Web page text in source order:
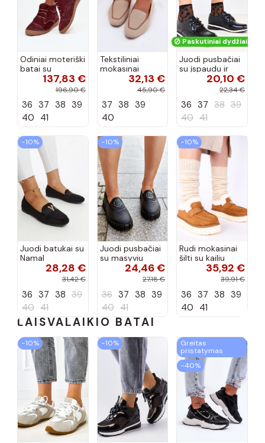
Odiniai moteriški
batai su
siūlėmis, pilies
tipo, Artiker
spalvos
137,83 €
196,90 €
36 37 38 39
40 41
Tekstiliniai
mokasinai
smėlio spalvos
32,13 €
45,90 €
37 38 39
40
Paskutiniai dydžiai!
Juodi pusbačiai
su įspaudu ir
kvadratiniu
priekiu Kerawa
20,10 €
22,34 €
36 37 38 39
40 41
−10%
Juodi batukai su
Namal
dekoracija28,28 €
31,42 €
36 37 38 39
40 41
−10%
Juodi pusbačiai
su masyviu
padu Teska24,46 €
27,18 €
36 37 38 39
40 41
−10%
Rudi mokasinai
šilti su kailiu
35,92 €
39,91 €
36 37 38 39
40 41
LAISVALAIKIO BATAI
−10% −10%
Greitas
pristatymas
−40%